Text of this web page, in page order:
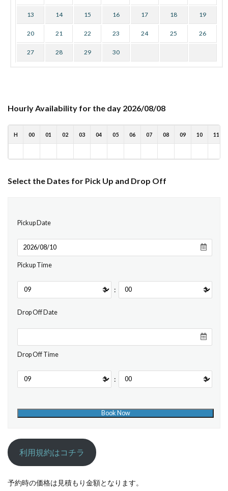
13 14 15 16 17 18 19
20 21 22 23 24 25 26
27 28 29 30
Hourly Availability for the day 2026/08/08
H 00 01 02 03 04 05 06 07 08 09 10 11
Select the Dates for Pick Up and Drop Off
Pickup Date
Pickup Time
:
Drop Off Date
Drop Off Time
:
利用規約はコチラ
予約時の価格は見積もり金額となります。